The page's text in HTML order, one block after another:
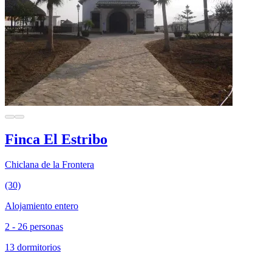
Finca El Estribo
Chiclana de la Frontera
(30)
Alojamiento entero
2 - 26 personas
13 dormitorios